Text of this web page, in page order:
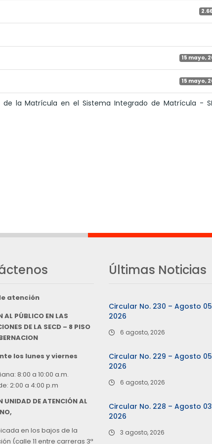
15 mayo,
15 mayo,
la Matrícula en el Sistema Integrado de Matrícula -
atención
AL PÚBLICO EN LAS
DE LA SECD – 8 PISO
los lunes y viernes
8:00 a 10:00 a.m.
2:00 a 4:00 p.m
UNIDAD DE ATENCIÓN AL
en los bajos de la
(calle 11 entre carreras 3ª
Últimas Noticias
Circular No. 230 – Agosto
2026
6 agosto, 2026
Circular No. 229 – Agosto
2026
6 agosto, 2026
Circular No. 228 – Agosto
2026
3 agosto, 2026